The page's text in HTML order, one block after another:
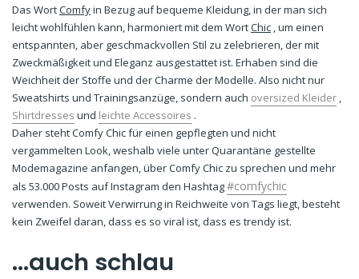
Das WortComfyin Bezug auf bequeme Kleidung, in der man sich
leicht wohlfühlen kann, harmoniert mit dem WortChic , um einen
entspannten, aber geschmackvollen Stil zu zelebrieren, der mit
Zweckmäßigkeit und Eleganz ausgestattet ist. Erhaben sind die
Weichheit der Stoffe und der Charme der Modelle. Also nicht nur
Sweatshirts und Trainingsanzüge, sondern auch oversized Kleider ,
Shirtdresses und leichte Accessoires .
Daher steht Comfy Chic für einen gepflegten und nicht
vergammelten Look, weshalb viele unter Quarantäne gestellte
Modemagazine anfangen, über Comfy Chic zu sprechen und mehr
als 53.000 Posts auf Instagram den Hashtag#comfychic
verwenden. Soweit Verwirrung in Reichweite von Tags liegt, besteht
kein Zweifel daran, dass es so viral ist, dass es trendy ist.
...auch schlau